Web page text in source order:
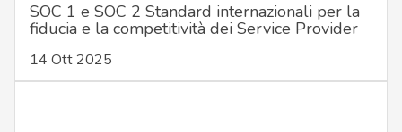
SOC 1 e SOC 2 Standard internazionali per la
fiducia e la competitività dei Service Provider
14 Ott 2025